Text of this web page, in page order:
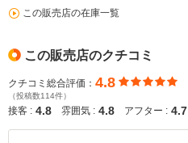
この販売店の在庫一覧
この販売店のクチコミ
クチコミ総合評価： 4.8
（投稿数114件）
接客 : 4.8 雰囲気 : 4.8 アフター : 4.7